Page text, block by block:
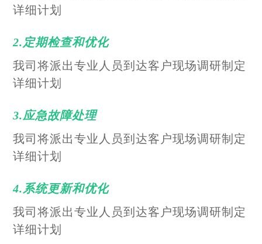
详细计划
2.定期检查和优化
我司将派出专业人员到达客户现场调研制定
详细计划
3.应急故障处理
我司将派出专业人员到达客户现场调研制定
详细计划
4.系统更新和优化
我司将派出专业人员到达客户现场调研制定
详细计划